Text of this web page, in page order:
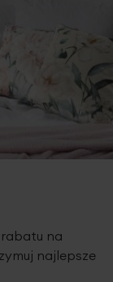
na
najlepsze